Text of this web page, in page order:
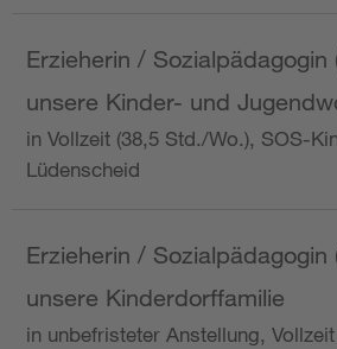
Erzieherin /
unsere Kinder- und
in Vollzeit (38,5 Std./Wo.), SOS-
Lüdenscheid
Erzieherin /
unsere Kinderdorffamilie
in unbefristeter Anstellung,